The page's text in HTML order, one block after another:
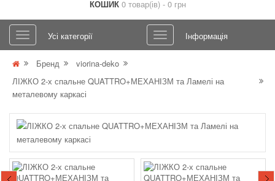
КОШИК 0 товар(ів) - 0 грн
Усі категорії Інформація
Бренд
viorina-deko
ЛІЖКО 2-х спальне QUATTRO+МЕХАНІЗМ та Ламелі на
металевому каркасі